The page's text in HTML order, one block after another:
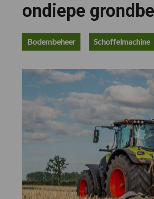
ondiepe
Bodembeheer Schoffelmachine